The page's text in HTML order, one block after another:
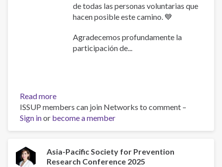
de todas las personas voluntarias que
hacen posible este camino. 💙
Agradecemos profundamente la
participación de...
Read more
Celebramos
2
años
compromiso
y
ISSUP members can join Networks to comment –
Sign inor become a member
Asia-Pacific Society for Prevention
Research Conference 2025